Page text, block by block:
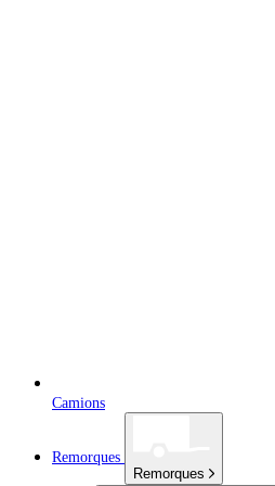
Camions
Remorques
Remorques